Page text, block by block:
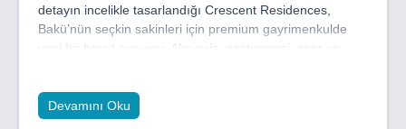
detayın incelikle tasarlandığı Crescent Residences,
Bakü’nün seçkin sakinleri için premium gayrimenkulde
yeni bir boyut sunuyor. Alışveriş, gastronomi, spor ve
zirvesini temsil ediyor.
Devamını Oku